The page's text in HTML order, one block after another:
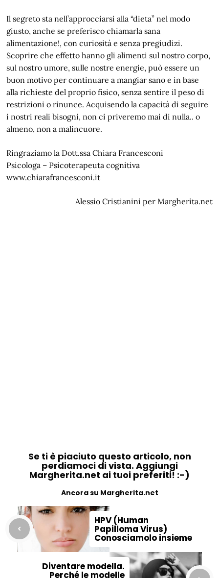
Il segreto sta nell’approcciarsi alla “dieta” nel modo
giusto, anche se preferisco chiamarla sana
alimentazione!, con curiosità e senza pregiudizi.
Scoprire che effetto hanno gli alimenti sul nostro corpo,
sul nostro umore, sulle nostre energie, può essere un
buon motivo per continuare a mangiar sano e in base
alla richieste del proprio fisico, senza sentire il peso di
restrizioni o rinunce. Acquisendo la capacità di seguire
i nostri reali bisogni, non ci priveremo mai di nulla.. o
almeno, non a malincuore.
Ringraziamo la Dott.ssa Chiara Francesconi
Psicologa – Psicoterapeuta cognitiva
www.chiarafrancesconi.it
Alessio Cristianini per Margherita.net
Se ti è piaciuto questo articolo, non
perdiamoci di vista. Aggiungi
Margherita.net ai tuoi preferiti! :-)
Ancora su Margherita.net
HPV (Human
Papilloma Virus)
Conosciamolo insieme
Diventare modella.
Perché le modelle